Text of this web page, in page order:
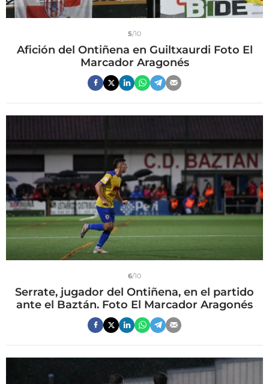
5/10
Afición del Ontiñena en Guiltxaurdi Foto El
Marcador Aragonés
6/10
Serrate, jugador del Ontiñena, en el partido
ante el Baztán. Foto El Marcador Aragonés